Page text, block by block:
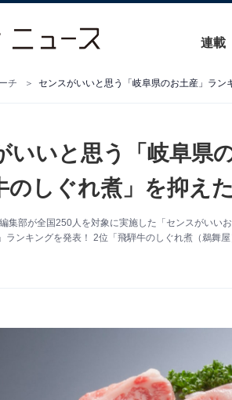
連載
チ
いいと思う「岐阜県
のしぐれ煮」を抑え
集部が全国250人を対象に実施した「センスがいい
ランキングを発表！ 2位「飛騨牛のしぐれ煮（鵜舞